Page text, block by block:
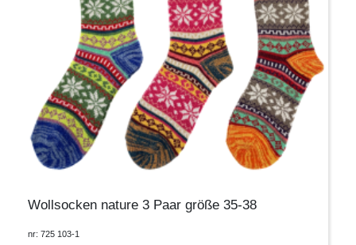
Wollsocken nature 3 Paar größe 35-38
nr: 725 103-1